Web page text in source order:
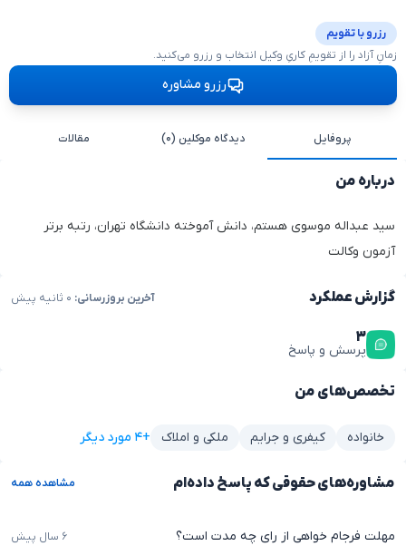
رزرو با تقویم
زمانِ آزاد را از تقویمِ کاریِ وکیل انتخاب و رزرو می‌کنید.
رزرو مشاوره
پروفایل دیدگاه موکلین (۰) مقالات
درباره من
سید عبداله موسوی هستم، دانش آموخته دانشگاه تهران، رتبه برتر
آزمون وکالت
گزارش عملکرد آخرین بروزرسانی:
۳
پرسش و پاسخ
تخصص‌های من
خانواده کیفری و جرایم ملکی و املاک +۴ مورد دیگر
مشاوره‌های حقوقی که پاسخ داده‌ام مشاهده همه
مهلت فرجام خواهی از رای چه مدت است؟ ۶ سال پیش